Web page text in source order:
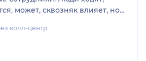
может, сквозняк влияет, но
клинике стояли все в одной
В целом, все неплохо,
колл-центр